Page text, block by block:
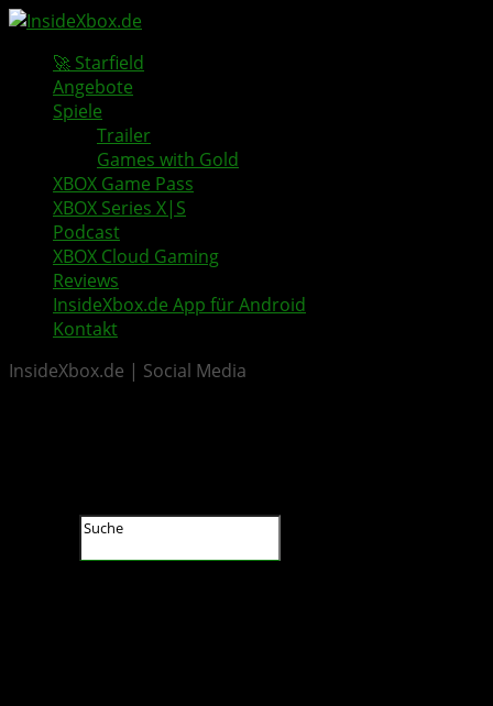
🚀 Starfield
Angebote
Spiele
Trailer
Games with Gold
XBOX Game Pass
XBOX Series X|S
Podcast
XBOX Cloud Gaming
Reviews
InsideXbox.de App für Android
Kontakt
InsideXbox.de | Social Media